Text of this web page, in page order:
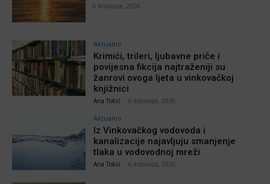
6 kolovoza, 2026
Aktualno
Krimići, trileri, ljubavne priče i
povijesna fikcija najtraženiji su
žanrovi ovoga ljeta u vinkovačkoj
knjižnici
Ana Tokić 6 kolovoza, 2026
Aktualno
Iz Vinkovačkog vodovoda i
kanalizacije najavljuju smanjenje
tlaka u vodovodnoj mreži
Ana Tokić 6 kolovoza, 2026